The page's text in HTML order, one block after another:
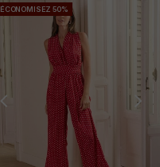
ÉCONOMISEZ 50%